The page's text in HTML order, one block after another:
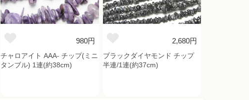
980円
チャロアイト AAA- チップ(ミニ
タンブル) 1連(約38cm)
2,680円
ブラックダイヤモンド チップ
半連/1連(約37cm)